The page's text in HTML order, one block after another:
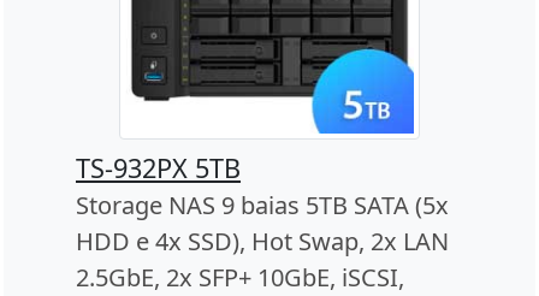
TS-932PX 5TB
Storage NAS 9 baias 5TB SATA (5x
HDD e 4x SSD), Hot Swap, 2x LAN
2.5GbE, 2x SFP+ 10GbE, iSCSI,